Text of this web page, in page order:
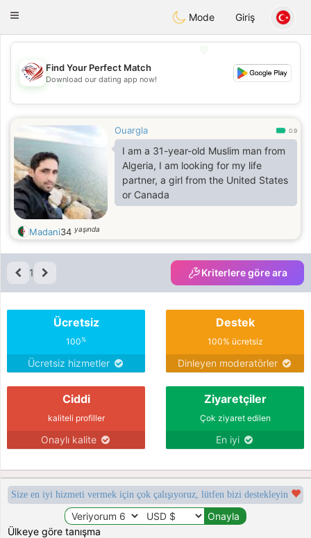
Dating
Toggle
Mode Giriş
💖
💕
Find Your Perfect Match
Download our dating app now!
Ouargla 0.9
I am a 31-year-old Muslim man from
Algeria, I am looking for my life
partner, a girl from the United States
or Canada
Madani34 yaşında
1 Kriterlere göre ara
Ücretsiz
100%
Ücretsiz hizmetler
Destek
100% ücretsiz
Dinleyen moderatörler
Ciddi
kaliteli profiller
Onaylı kalite
Ziyaretçiler
Çok ziyaret edilen
En iyi
Size en iyi hizmeti vermek için çok çalışıyoruz, lütfen bizi destekleyin
Ülkeye göre tanışma